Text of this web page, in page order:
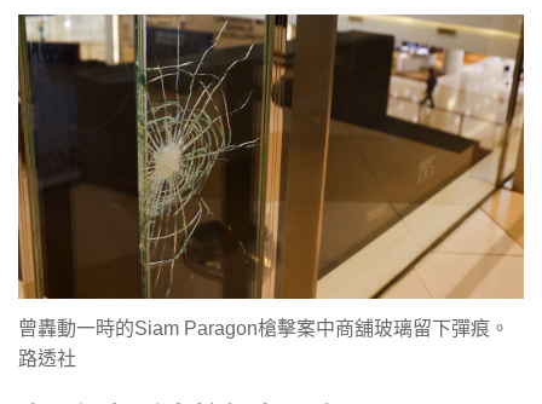
曾轟動一時的Siam Paragon槍擊案中商舖玻璃留下彈痕。
路透社